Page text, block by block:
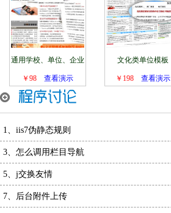
通用学校、单位、企业
团体模板
￥98 查看演示
文化类单位模板
￥198 查看演示
1、 iis7伪静态规则
3、 怎么调用栏目导航
5、 j交换友情
7、 后台附件上传